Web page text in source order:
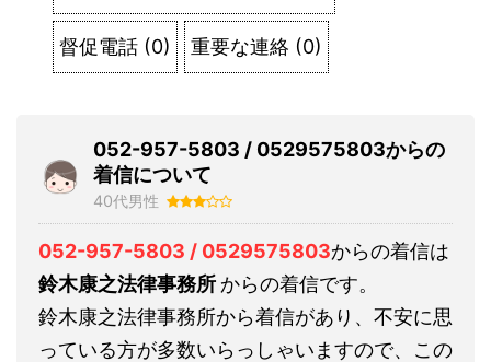
督促電話 (0) 重要な連絡 (0)
052-957-5803 / 0529575803からの
着信について
40代男性
052-957-5803 / 0529575803からの着信は
鈴木康之法律事務所からの着信です。
鈴木康之法律事務所から着信があり、不安に思
っている方が多数いらっしゃいますので、この